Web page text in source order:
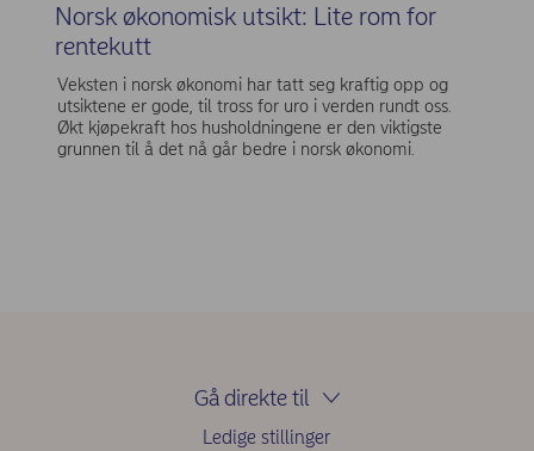
Norsk økonomisk utsikt: Lite rom for
rentekutt
Veksten i norsk økonomi har tatt seg kraftig opp og
utsiktene er gode, til tross for uro i verden rundt oss.
Økt kjøpekraft hos husholdningene er den viktigste
grunnen til å det nå går bedre i norsk økonomi.
Gå direkte til
Ledige stillinger